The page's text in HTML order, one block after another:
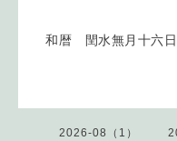
和暦 閏水無月十
2026-08（1）